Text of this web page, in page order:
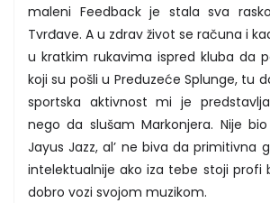
maleni Feedback je stala sva
Tvrđave. A u zdrav život se računa i
u kratkim rukavima ispred kluba da
koji su pošli u Preduzeće Splunge, tu
sportska aktivnost mi je
nego da slušam Markonjera. Nije
Jayus Jazz, al’ ne biva da primitivna
intelektualnije ako iza tebe stoji profi
dobro vozi svojom muzikom.